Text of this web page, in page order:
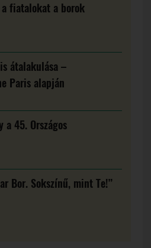
a fiatalokat a borok
átalakulása –
Paris alapján
a 45. Országos
Bor. Sokszínű, mint Te!”